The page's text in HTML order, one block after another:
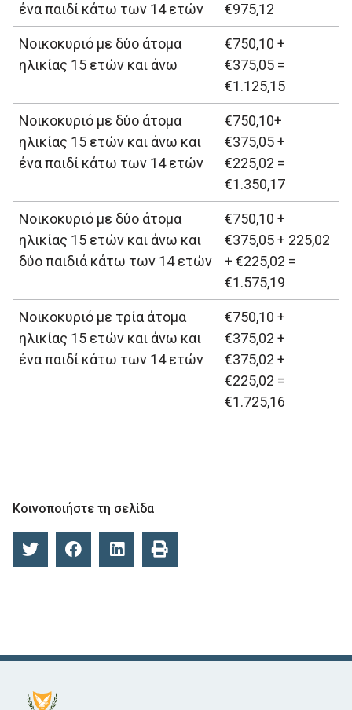
ένα παιδί κάτω των 14 ετών
€975,12
Νοικοκυριό με δύο άτομα
ηλικίας 15 ετών και άνω
€750,10 +
€375,05 =
€1.125,15
Νοικοκυριό με δύο άτομα
ηλικίας 15 ετών και άνω και
ένα παιδί κάτω των 14 ετών
€750,10+
€375,05 +
€225,02 =
€1.350,17
Νοικοκυριό με δύο άτομα
ηλικίας 15 ετών και άνω και
δύο παιδιά κάτω των 14 ετών
€750,10 +
€375,05 + 225,02
+ €225,02 =
€1.575,19
Νοικοκυριό με τρία άτομα
ηλικίας 15 ετών και άνω και
ένα παιδί κάτω των 14 ετών
€750,10 +
€375,02 +
€375,02 +
€225,02 =
€1.725,16
Κοινοποιήστε τη σελίδα